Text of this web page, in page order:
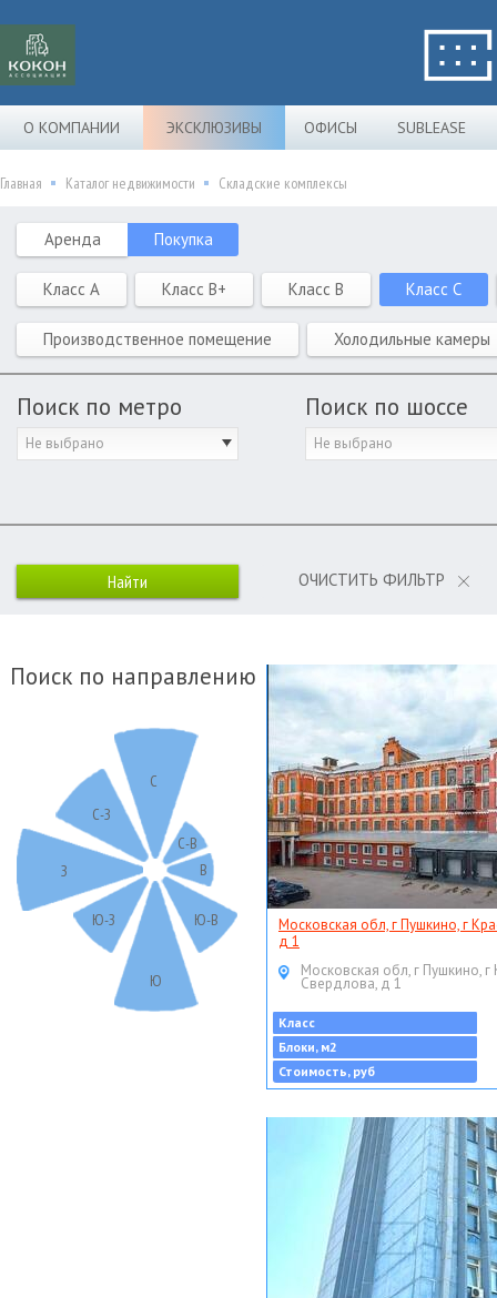
О КОМПАНИИ ЭКСКЛЮЗИВЫ ОФИСЫ SUBLEASE
Главная Каталог недвижимости Складские комплексы
Аренда Покупка
Класс A Класс B+ Класс B Класс C
Производственное помещение Холодильные камеры
Поиск по метро
Не выбрано
Поиск по шоссе
Не выбрано
ОЧИСТИТЬ ФИЛЬТР
Поиск по направлению
С
С-В
В
Ю-В
Ю
Ю-З
З
С-З
Московская обл, г Пушкино, г
д 1
Московская обл, г Пушкино, г
Свердлова, д 1
Класс
Блоки, м2
Стоимость, руб